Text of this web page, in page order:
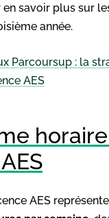
en savoir plus sur
année.
Parcoursup : la
AES
AES